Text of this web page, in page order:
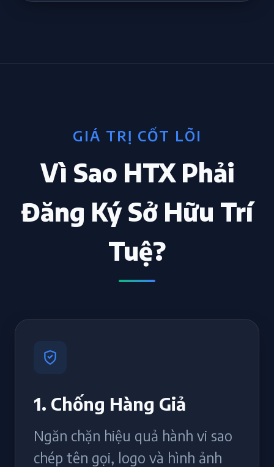
GIÁ TRỊ CỐT LÕI
Vì Sao HTX Phải
Đăng Ký Sở Hữu Trí
Tuệ?
1. Chống Hàng Giả
Ngăn chặn hiệu quả hành vi sao
chép tên gọi, logo và hình ảnh